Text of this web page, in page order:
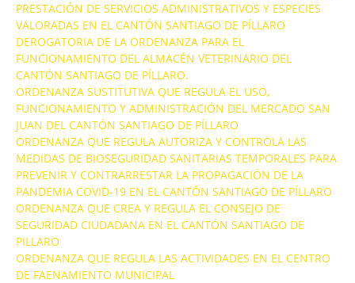
PRESTACIÓN DE SERVICIOS ADMINISTRATIVOS Y ESPECIES
VALORADAS EN EL CANTÓN SANTIAGO DE PÍLLARO
DEROGATORIA DE LA ORDENANZA PARA EL
FUNCIONAMIENTO DEL ALMACÉN VETERINARIO DEL
CANTÓN SANTIAGO DE PÍLLARO.
ORDENANZA SUSTITUTIVA QUE REGULA EL USO,
FUNCIONAMIENTO Y ADMINISTRACIÓN DEL MERCADO SAN
JUAN DEL CANTÓN SANTIAGO DE PÍLLARO
ORDENANZA QUE REGULA AUTORIZA Y CONTROLA LAS
MEDIDAS DE BIOSEGURIDAD SANITARIAS TEMPORALES PARA
PREVENIR Y CONTRARRESTAR LA PROPAGACIÓN DE LA
PANDEMIA COVID-19 EN EL CANTÓN SANTIAGO DE PÍLLARO
ORDENANZA QUE CREA Y REGULA EL CONSEJO DE
SEGURIDAD CIUDADANA EN EL CANTÓN SANTIAGO DE
PILLARO
ORDENANZA QUE REGULA LAS ACTIVIDADES EN EL CENTRO
DE FAENAMIENTO MUNICIPAL